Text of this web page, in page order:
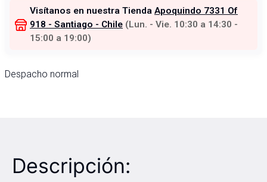
Visítanos en nuestra Tienda Apoquindo 7331 Of
918 - Santiago - Chile (Lun. - Vie. 10:30 a 14:30 -
15:00 a 19:00)
Despacho normal
Descripción: